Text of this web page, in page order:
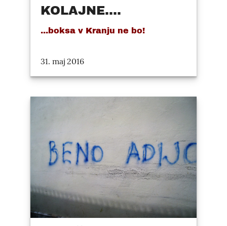
KOLAJNE....
...boksa v Kranju ne bo!
31. maj 2016